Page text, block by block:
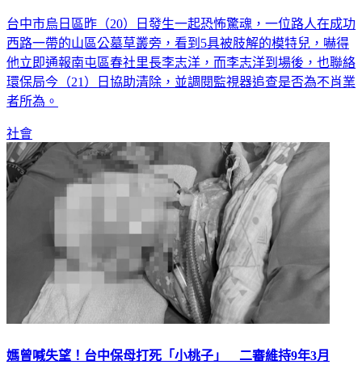
台中市烏日區昨（20）日發生一起恐怖驚魂，一位路人在成功
西路一帶的山區公墓草叢旁，看到5具被肢解的模特兒，嚇得
他立即通報南屯區春社里長李志洋，而李志洋到場後，也聯絡
環保局今（21）日協助清除，並調閱監視器追查是否為不肖業
者所為。
社會
媽曾喊失望！台中保母打死「小桃子」 二審維持9年3月